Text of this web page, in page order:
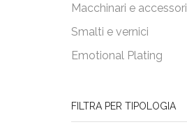
Macchinari e accessori
Smalti e vernici
Emotional Plating
FILTRA PER TIPOLOGIA